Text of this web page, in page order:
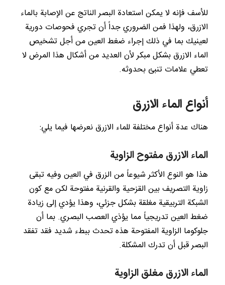
للأسف فإنه لا يمكن استعادة البصر الناتج عن الإصابة بالماء
الازرق، ولهذا فمن الضروري جداً أن تجري فحوصات دورية
لعينيك بما في ذلك إجراء ضغط العين من أجل تشخيص
الماء الازرق بشكل مبكر لأن العديد من أشكال هذا المرض لا
تعطي علامات تنبئ بحدوثه.
أنواع الماء الازرق
هناك عدة أنواع مختلفة للماء الازرق نعرضها فيما يلي:
الماء الازرق مفتوح الزاوية
هذا هو النوع الأكثر شيوعاً من الزرق في العين وفيه تبقى
زاوية التصريف بين القزحية والقرنية مفتوحة لكن مع كون
الشبكة التربيقية مغلقة بشكل جزئي، وهذا يؤدي إلى زيادة
ضغط العين تدريجياً مما يؤذي العصب البصري. بما أن
جلوكوما الزاوية المفتوحة هذه تحدث ببطء شديد فقد تفقد
البصر قبل أن تدرك المشكلة.
الماء الازرق مغلق الزاوية